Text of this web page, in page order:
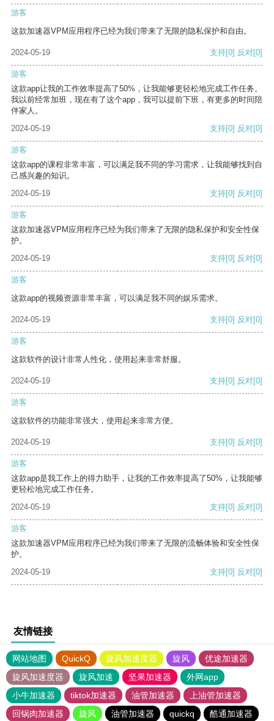
游客
这款加速器VPM应用程序已经为我们带来了无限的隐私保护和自由。
2024-05-19 支持[0] 反对[0]
游客
这款app让我的工作效率提高了50%，让我能够更轻松地完成工作任务。
我以前经常加班，现在有了这个app，我可以提前下班，有更多的时间陪
伴家人。
2024-05-19
支持[0] 反对[0]
游客
这款app的课程非常丰富，可以满足我不同的学习需求，让我能够找到自
己感兴趣的知识。
2024-05-19
支持[0] 反对[0]
游客
这款加速器VPM应用程序已经为我们带来了无限的隐私保护和安全性保
护。
2024-05-19
支持[0] 反对[0]
游客
这款app的视频资源非常丰富，可以满足我不同的娱乐需求。
2024-05-19 支持[0] 反对[0]
游客
这款软件的设计非常人性化，使用起来非常舒服。
2024-05-19 支持[0] 反对[0]
游客
这款软件的功能非常强大，使用起来非常方便。
2024-05-19 支持[0] 反对[0]
游客
这款app是我工作上的得力助手，让我的工作效率提高了50%，让我能够
更轻松地完成工作任务。
2024-05-19
支持[0] 反对[0]
游客
这款加速器VPM应用程序已经为我们带来了无限的流畅体验和安全性保
护。
2024-05-19
支持[0] 反对[0]
友情链接
网站地图 QuickQ 旋风加速度器 旋风
优途加速器
旋风加速度器
旋风加速 坚果加速器
外网app
小牛加速器
tiktok加速器 油管加速器
上油管加速器
回锅肉加速器
旋风 油管加速器 quickq 酷通加速器